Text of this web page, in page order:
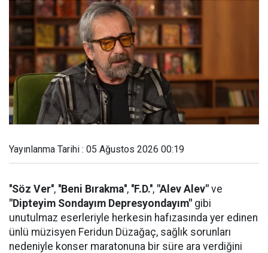
Yayınlanma Tarihi : 05 Ağustos 2026 00:19
''Söz Ver'', ''Beni Bırakma'', ''F.D.'', "Alev Alev" ve
"Dipteyim Sondayım Depresyondayım" gibi
unutulmaz eserleriyle herkesin hafızasında yer edinen
ünlü müzisyen Feridun Düzağaç, sağlık sorunları
nedeniyle konser maratonuna bir süre ara verdiğini